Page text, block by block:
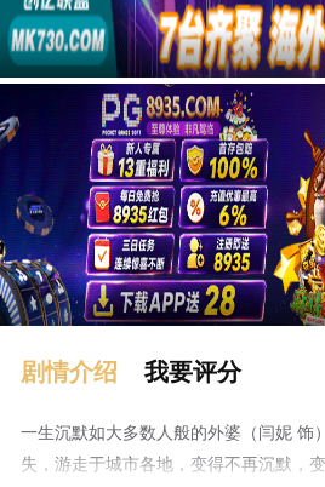
剧情介绍 我要评分
一生沉默如大多数人般的外婆（闫妮 饰
失，游走于城市各地，变得不再沉默，